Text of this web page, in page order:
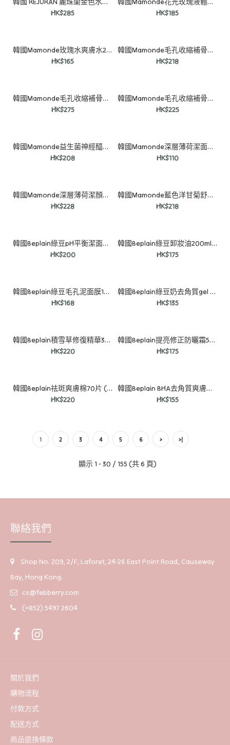
MEDI-PEEL Bor-Tox 肉毒桿菌勝肽安瓶 30ml
HK$285
HK$185
韓國Mamonde玫瑰水爽膚水250ml (送50ml+化妝棉)
HK$165
韓國Mamonde毛孔收縮補骨脂爽膚棉70片 (送補骨脂酚乳霜30ml)
HK$218
韓國Mamonde毛孔收縮補骨脂酚精華50ml (送補骨脂酚乳霜30ml)
HK$275
韓國Mamonde毛孔收縮補骨脂酚乳霜60ml (送30ml)
HK$225
韓國Mamonde益生菌神經醯胺乳霜60ml (送30ml)
HK$208
韓國Mamonde深層薄荷潔面泡沫120ml (送30ml)
HK$110
韓國Mamonde深層薄荷潔顏卸妝膏90ml (送潔面泡沫30ml)
HK$228
韓國Mamonde藍色洋甘菊舒緩霜60ml (送30ml)
HK$218
韓國Beplain綠豆pH平衡潔面泡沫160ml (1+1套裝)
HK$200
韓國Beplain綠豆卸妝油200ml (送100ml)
HK$175
韓國Beplain綠豆毛孔泥面膜120ml (送80ml)
HK$168
韓國Beplain綠豆奶去角質gel 120ml (送40ml)
HK$135
韓國Beplain積雪草修復精華30ml (送15ml+面膜1片)
HK$220
韓國Beplain提亮修正防曬霜50ml (送20ml)
HK$175
韓國Beplain祛斑爽膚棉70片 (送20片)
HK$220
韓國Beplain BHA去角質爽膚棉50片 (送10片)
HK$155
1 2 3 4 5 6 > >|
顯示 1 - 30 / 155 (共 6 頁)
聯絡我們
Shop No. 209, 2/F, Laforet, 24-26 East Point Road, Causeway
Bay, Hong Kong.
cs@febberry.com
(+852) 5497 2604
關於我們
購物流程
付款方式
配送方式
商品退換條款